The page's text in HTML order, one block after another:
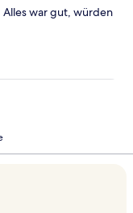
Alles war gut, würden